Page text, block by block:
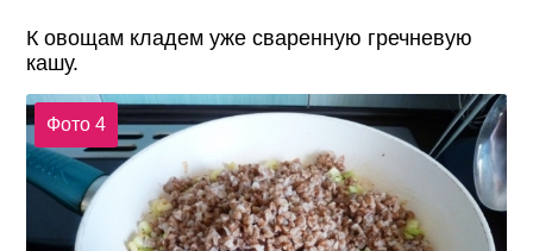
К овощам кладем уже сваренную гречневую
кашу.
Фото 4